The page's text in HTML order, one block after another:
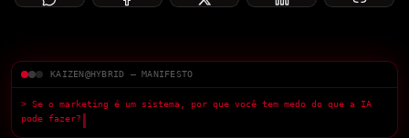
KAIZEN@HYBRID — MANIFESTO
> Se o marketing é um sistema, por que você tem medo do que a IA
pode fazer?